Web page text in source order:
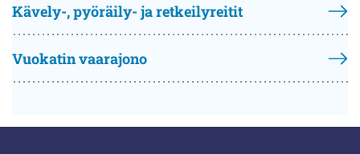
Kävely-, pyöräily- ja retkeilyreitit
Vuokatin vaarajono